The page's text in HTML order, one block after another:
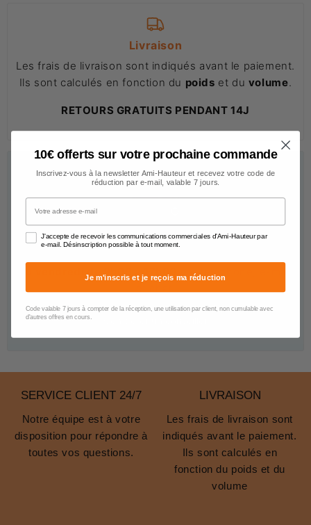
Livraison
Les frais de livraison sont indiqués avant le paiement.
Ils sont calculés en fonction du poids et du volume.
RETOURS GRATUITS PENDANT 14J
Nous sommes à votre écoute
au vendredi de 9h00 à 17h00
par téléphone, e-mail
SERVICE CLIENT 24/7
Notre équipe est à votre
disposition pour répondre à
toutes vos questions.
LIVRAISON
Les frais de livraison sont
indiqués avant le paiement.
Ils sont calculés en
fonction du poids et du
volume
10€ offerts sur votre prochaine commande
Inscrivez-vous à la newsletter Ami-Hauteur et recevez votre code de
réduction par e-mail, valable 7 jours.
Votre adresse e-mail
J'accepte de recevoir les communications commerciales d'Ami-Hauteur par
e-mail. Désinscription possible à tout moment.
Je m'inscris et je reçois ma réduction
Code valable 7 jours à compter de la réception, une utilisation par client, non cumulable avec
d'autres offres en cours.